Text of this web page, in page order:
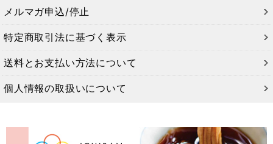
メルマガ申込/停止
特定商取引法に基づく表示
送料とお支払い方法について
個人情報の取扱いについて